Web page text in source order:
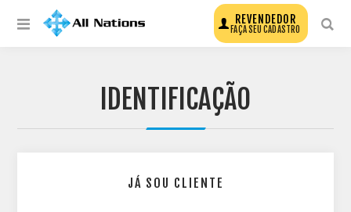
REVENDEDOR
FAÇA SEU CADASTRO
IDENTIFICAÇÃO
JÁ SOU CLIENTE